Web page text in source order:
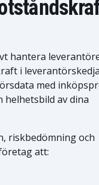
hantera
i
med
av dina
riskbedömning och
att: